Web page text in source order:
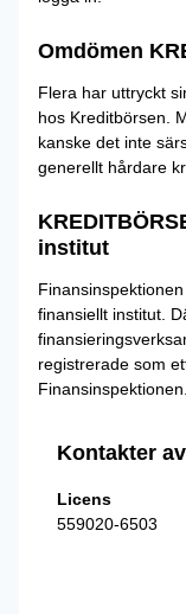
Omdömen
Flera har uttryckt
hos Kreditbörsen.
kanske det inte
generellt hårdare
institut
finansiellt institut.
registrerade som
Finansinspektionen.
Kontakter
Licens
559020-6503